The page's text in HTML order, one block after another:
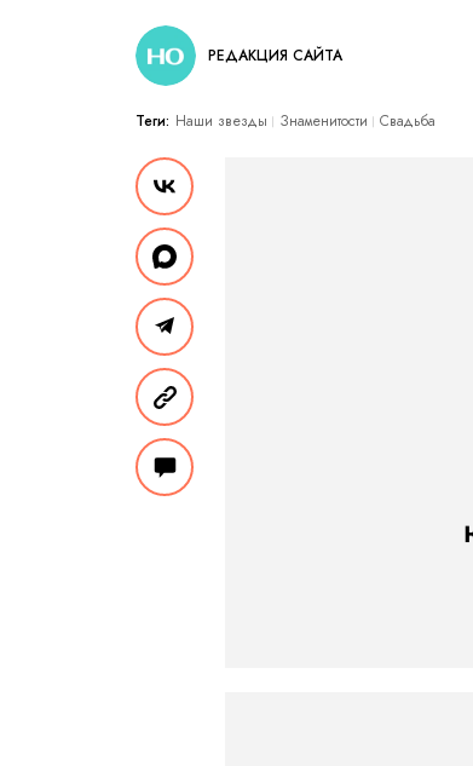
РЕДАКЦИЯ САЙТА
Теги: Наши звезды Знаменитости Свадьба